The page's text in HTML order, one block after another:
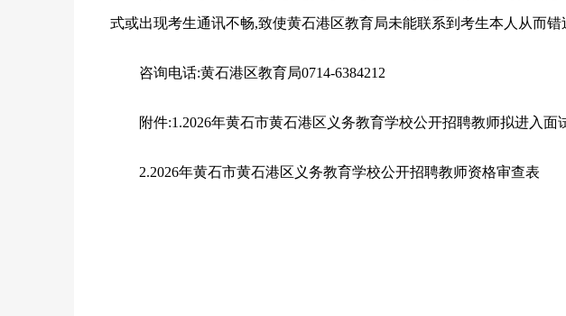
式或出现考生通讯不畅,致使黄石港区教育局未能联系到考生本人从而
咨询电话:黄石港区教育局0714-6384212
附件:1.2026年黄石市黄石港区义务教育学校公开招聘教师拟进入面
2.2026年黄石市黄石港区义务教育学校公开招聘教师资格审查表